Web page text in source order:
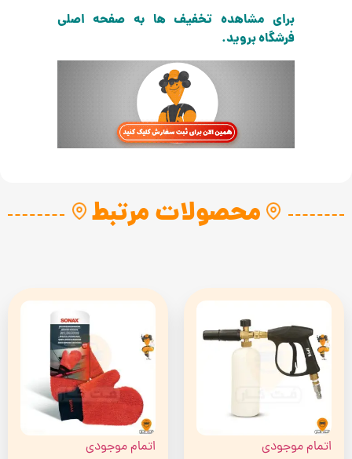
برای مشاهده تخفیف ها به صفحه اصلی
فرشگاه بروید.
محصولات مرتبط
اتمام موجودی
اتمام موجودی